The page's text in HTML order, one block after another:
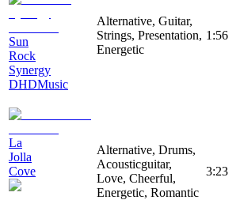
Sun
Rock
Synergy
DHDMusic
Alternative, Guitar,
Strings, Presentation,
Energetic
1:56
La
Jolla
Cove
Alternative, Drums,
Acousticguitar,
Love, Cheerful,
Energetic, Romantic
3:23